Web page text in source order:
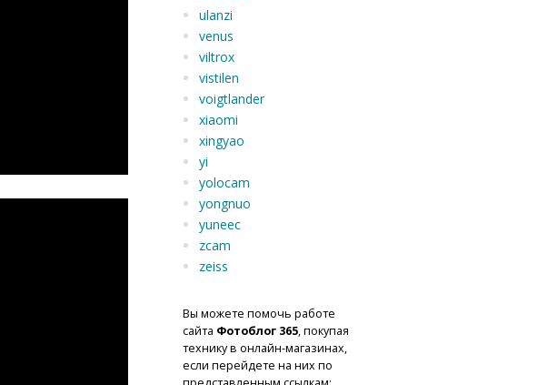
ulanzi
venus
viltrox
vistilen
voigtlander
xiaomi
xingyao
yi
yolocam
yongnuo
yuneec
zcam
zeiss
Вы можете помочь работе
сайта Фотоблог 365, покупая
технику в онлайн-магазинах,
если перейдете на них по